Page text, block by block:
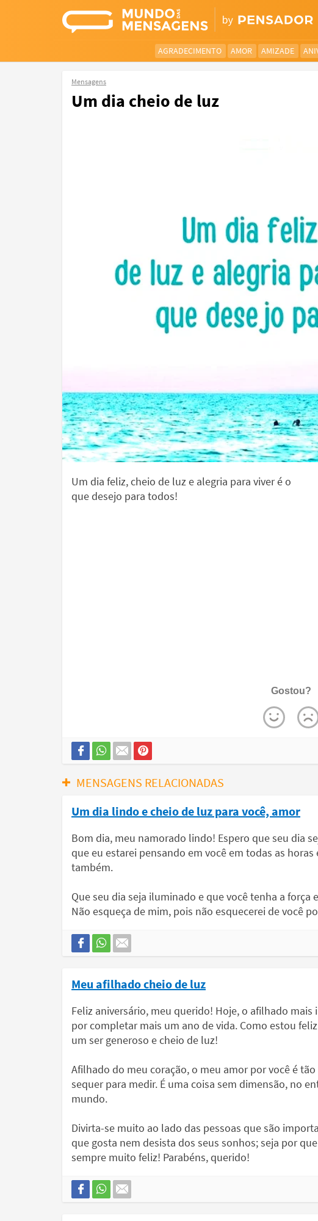
AGRADECIMENTO AMOR AMIZADE
Mensagens
Um dia cheio de luz
Um dia feliz, cheio de luz e alegria para viver é o
que desejo para todos!
Gostou?
MENSAGENS RELACIONADAS
Um dia lindo e cheio de luz para você, amor
Bom dia, meu namorado lindo! Espero que seu dia
que eu estarei pensando em você em todas as
também.
Que seu dia seja iluminado e que você tenha a força
Não esqueça de mim, pois não esquecerei de você
Meu afilhado cheio de luz
Feliz aniversário, meu querido! Hoje, o afilhado
por completar mais um ano de vida. Como estou
um ser generoso e cheio de luz!
Afilhado do meu coração, o meu amor por você é
sequer para medir. É uma coisa sem dimensão, no
mundo.
Divirta-se muito ao lado das pessoas que são
que gosta nem desista dos seus sonhos; seja por
sempre muito feliz! Parabéns, querido!